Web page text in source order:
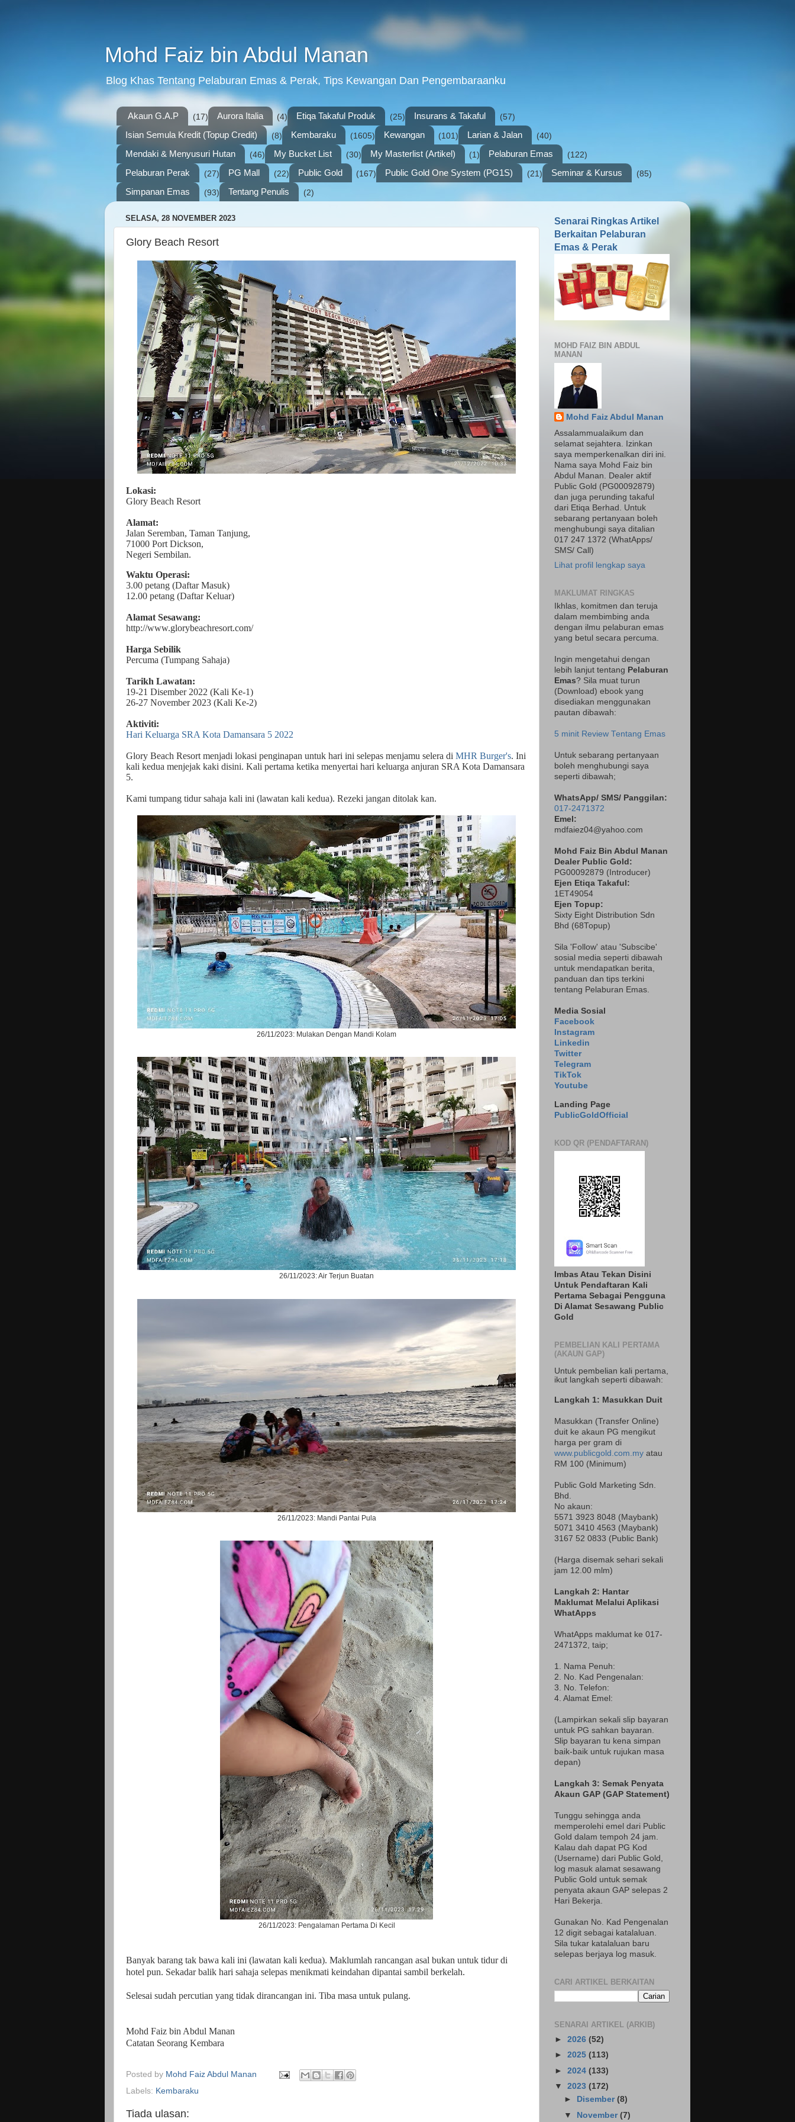
Mohd Faiz bin Abdul Manan
Blog Khas Tentang Pelaburan Emas & Perak, Tips Kewangan Dan Pengembaraanku
Akaun G.A.P (17) Aurora Italia (4) Etiqa Takaful Produk (25) Insurans & Takaful (57)
Isian Semula Kredit (Topup Credit) (8) Kembaraku (1605) Kewangan (101) Larian & Jalan (40)
Mendaki & Menyusuri Hutan (46) My Bucket List (30) My Masterlist (Artikel) (1) Pelaburan Emas (122)
Pelaburan Perak (27) PG Mall (22) Public Gold (167) Public Gold One System (PG1S) (21) Seminar & Kursus (85)
Simpanan Emas (93) Tentang Penulis (2)
SELASA, 28 NOVEMBER 2023
Glory Beach Resort
Lokasi:
Glory Beach Resort
Alamat:
Jalan Seremban, Taman Tanjung,
71000 Port Dickson,
Negeri Sembilan.
Waktu Operasi:
3.00 petang (Daftar Masuk)
12.00 petang (Daftar Keluar)
Alamat Sesawang:
http://www.glorybeachresort.com/
Harga Sebilik
Percuma (Tumpang Sahaja)
Tarikh Lawatan:
19-21 Disember 2022 (Kali Ke-1)
26-27 November 2023 (Kali Ke-2)
Aktiviti:
Hari Keluarga SRA Kota Damansara 5 2022
Glory Beach Resort menjadi lokasi penginapan untuk hari ini selepas menjamu selera di MHR Burger's. Ini
kali kedua menjejak kaki disini. Kali pertama ketika menyertai hari keluarga anjuran SRA Kota Damansara
5.
Kami tumpang tidur sahaja kali ini (lawatan kali kedua). Rezeki jangan ditolak kan.
26/11/2023: Mulakan Dengan Mandi Kolam
26/11/2023: Air Terjun Buatan
26/11/2023: Mandi Pantai Pula
26/11/2023: Pengalaman Pertama Di Kecil
Banyak barang tak bawa kali ini (lawatan kali kedua). Maklumlah rancangan asal bukan untuk tidur di
hotel pun. Sekadar balik hari sahaja selepas menikmati keindahan dipantai sambil berkelah.
Selesai sudah percutian yang tidak dirancangan ini. Tiba masa untuk pulang.
Mohd Faiz bin Abdul Manan
Catatan Seorang Kembara
Posted by Mohd Faiz Abdul Manan
Labels: Kembaraku
Tiada ulasan:
Senarai Ringkas Artikel
Berkaitan Pelaburan
Emas & Perak
MOHD FAIZ BIN ABDUL
MANAN
Mohd Faiz Abdul Manan
Assalammualaikum dan
selamat sejahtera. Izinkan
saya memperkenalkan diri ini.
Nama saya Mohd Faiz bin
Abdul Manan. Dealer aktif
Public Gold (PG00092879)
dan juga perunding takaful
dari Etiqa Berhad. Untuk
sebarang pertanyaan boleh
menghubungi saya ditalian
017 247 1372 (WhatApps/
SMS/ Call)
Lihat profil lengkap saya
MAKLUMAT RINGKAS
Ikhlas, komitmen dan teruja
dalam membimbing anda
dengan ilmu pelaburan emas
yang betul secara percuma.
Ingin mengetahui dengan
lebih lanjut tentang Pelaburan
Emas? Sila muat turun
(Download) ebook yang
disediakan menggunakan
pautan dibawah:
5 minit Review Tentang Emas
Untuk sebarang pertanyaan
boleh menghubungi saya
seperti dibawah;
WhatsApp/ SMS/ Panggilan:
017-2471372
Emel:
mdfaiez04@yahoo.com
Mohd Faiz Bin Abdul Manan
Dealer Public Gold:
PG00092879 ( Introducer)
Ejen Etiqa Takaful:
1ET49054
Ejen Topup:
Sixty Eight Distribution Sdn
Bhd (68Topup)
Sila 'Follow' atau 'Subscibe'
sosial media seperti dibawah
untuk mendapatkan berita,
panduan dan tips terkini
tentang Pelaburan Emas.
Media Sosial
Facebook
Instagram
Linkedin
Twitter
Telegram
TikTok
Youtube
Landing Page
PublicGoldOfficial
KOD QR (PENDAFTARAN)
Imbas Atau Tekan Disini
Untuk Pendaftaran Kali
Pertama Sebagai Pengguna
Di Alamat Sesawang Public
Gold
PEMBELIAN KALI PERTAMA
(AKAUN GAP)
Untuk pembelian kali pertama,
ikut langkah seperti dibawah:
Langkah 1: Masukkan Duit
Masukkan (Transfer Online)
duit ke akaun PG mengikut
harga per gram di
www.publicgold.com.my atau
RM 100 (Minimum)
Public Gold Marketing Sdn.
Bhd.
No akaun:
5571 3923 8048 (Maybank)
5071 3410 4563 (Maybank)
3167 52 0833 (Public Bank)
(Harga disemak sehari sekali
jam 12.00 mlm)
Langkah 2: Hantar
Maklumat Melalui Aplikasi
WhatApps
WhatApps maklumat ke 017-
2471372 , taip;
1. Nama Penuh:
2. No. Kad Pengenalan:
3. No. Telefon:
4. Alamat Emel:
(Lampirkan sekali slip bayaran
untuk PG sahkan bayaran.
Slip bayaran tu kena simpan
baik-baik untuk rujukan masa
depan)
Langkah 3: Semak Penyata
Akaun GAP (GAP Statement)
Tunggu sehingga anda
memperolehi emel dari Public
Gold dalam tempoh 24 jam.
Kalau dah dapat PG Kod
(Username) dari Public Gold,
log masuk alamat sesawang
Public Gold untuk semak
penyata akaun GAP selepas 2
Hari Bekerja.
Gunakan No. Kad Pengenalan
12 digit sebagai katalaluan.
Sila tukar katalaluan baru
selepas berjaya log masuk.
CARI ARTIKEL BERKAITAN
SENARAI ARTIKEL (ARKIB)
► 2026 (52)
► 2025 (113)
► 2024 (133)
▼ 2023 (172)
►
Disember(8)
▼ November(7)